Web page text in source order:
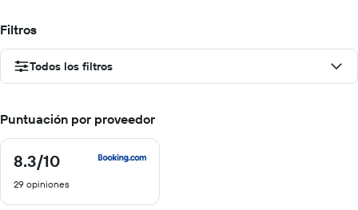
Filtros
Todos los filtros
Puntuación por proveedor
8.3/10
8.3
10
29 opiniones